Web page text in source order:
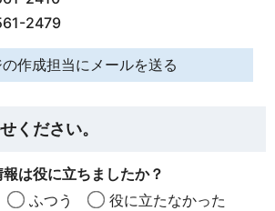
2479
作成担当にメールを送る
ください。
は役に立ちましたか？
ふつう
役に立たなかった